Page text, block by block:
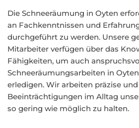
Die Schneeräumung in Oyten
an Fachkenntnissen und
durchgeführt zu werden. Unsere
Mitarbeiter verfügen über das
Fähigkeiten, um auch
Schneeräumungsarbeiten in
erledigen. Wir arbeiten präzise
Beeinträchtigungen im Alltag
so gering wie möglich zu halten.